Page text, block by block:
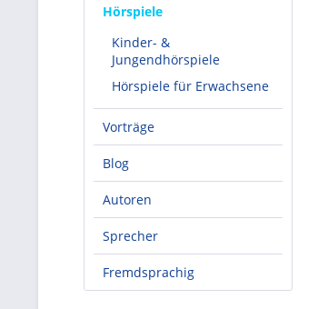
Hörspiele
Kinder- &
Jungendhörspiele
Hörspiele für Erwachsene
Vorträge
Blog
Autoren
Sprecher
Fremdsprachig